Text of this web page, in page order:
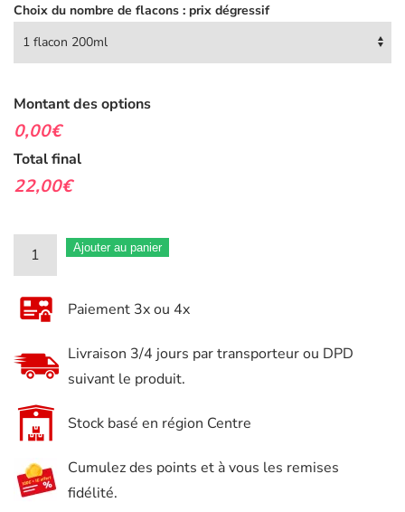
Choix du nombre de flacons : prix dégressif
Montant des options
0,00€
Total final
22,00€
quantité
de
Mecacyl
HJD
Diesel
200ml
Ajouter au panier
Paiement 3x ou 4x
Livraison 3/4 jours par transporteur ou DPD
suivant le produit.
Stock basé en région Centre
Cumulez des points et à vous les remises
fidélité.